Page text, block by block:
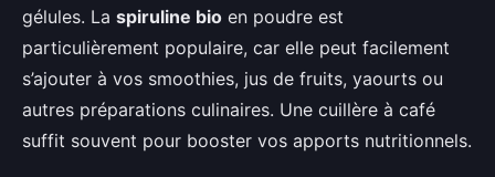
gélules. La spiruline bio en poudre est
particulièrement populaire, car elle peut facilement
s’ajouter à vos smoothies, jus de fruits, yaourts ou
autres préparations culinaires. Une cuillère à café
suffit souvent pour booster vos apports nutritionnels.